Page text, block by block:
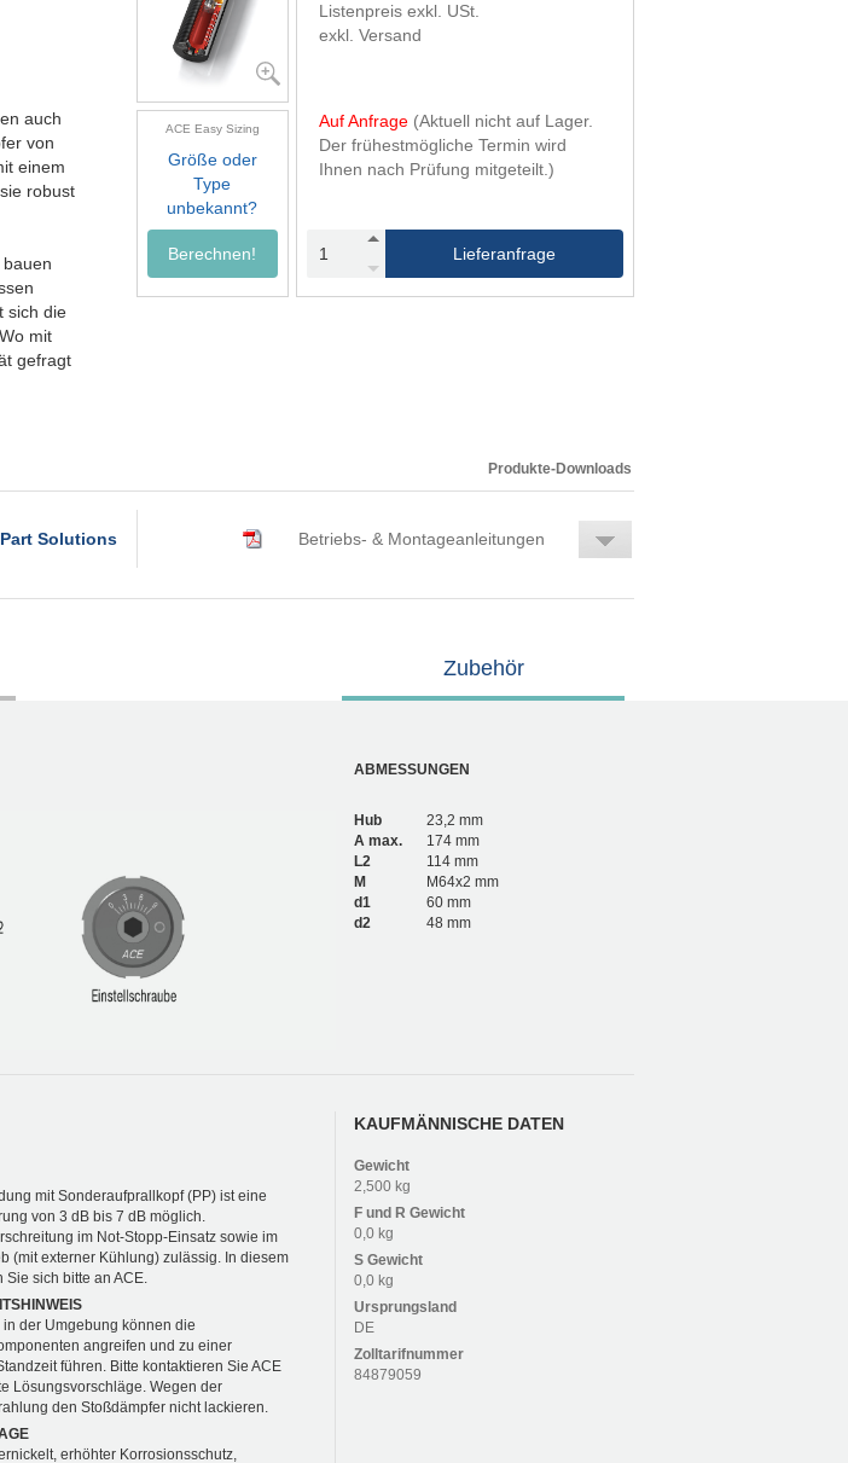
auch
von
einem
robust
sich die
mit
gefragt
ACE Easy Sizing
Größe oder
Type
unbekannt?
Berechnen!
Listenpreis exkl. USt.
exkl. Versand
Auf Anfrage (Aktuell nicht auf Lager.
Der frühestmögliche Termin wird
Ihnen nach Prüfung mitgeteilt.)
Lieferanfrage
Produkte-Downloads
Solutions Betriebs- & Montageanleitungen
Zubehör
ABMESSUNGEN
Hub
23,2 mm
A max.
174 mm
L2
114 mm
M
M64x2 mm
d1
60 mm
d2
48 mm
mit Sonderaufprallkopf (PP) ist eine
von 3 dB bis 7 dB möglich.
im Not-Stopp-Einsatz sowie im
(mit externer Kühlung) zulässig. In diesem
Sie sich bitte an ACE.
in der Umgebung können die
angreifen und zu einer
führen. Bitte kontaktieren Sie ACE
Lösungsvorschläge. Wegen der
den Stoßdämpfer nicht lackieren.
erhöhter Korrosionsschutz,
KAUFMÄNNISCHE DATEN
Gewicht
2,500 kg
F und R Gewicht
0,0 kg
S Gewicht
0,0 kg
Ursprungsland
DE
Zolltarifnummer
84879059